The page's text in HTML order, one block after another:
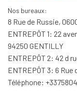
Nos bureaux:
8 Rue de Russie,
ENTREPÔT 1: 22
94250 GENTILLY
ENTREPÔT 2: 42 d
ENTREPÔT 3: 6 Rue
Téléphone: